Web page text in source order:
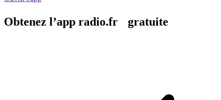
Obtenez l’app radio.fr gratuite